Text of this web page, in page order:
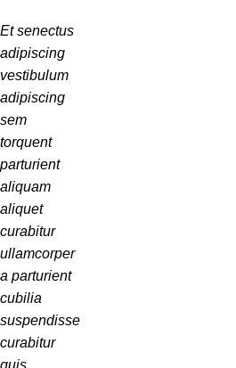
Et senectus
adipiscing
vestibulum
adipiscing
sem
torquent
parturient
aliquam
aliquet
curabitur
ullamcorper
a parturient
cubilia
suspendisse
curabitur